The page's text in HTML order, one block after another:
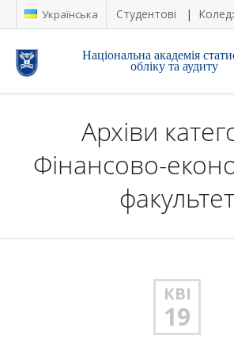
Українська Студентові
Національна академія
обліку та аудиту
Архіви
Фінансово-
факультет
КВІ
19